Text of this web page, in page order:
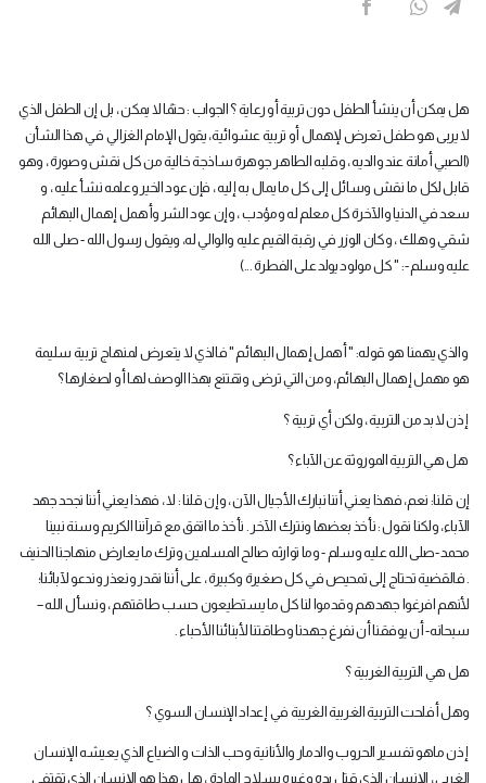
هل يمكن أن ينشأ الطفل دون تربية أو رعاية ؟ الجواب : حتمًا لا يمكن ، بل إن الطفل الذي
لا يربى هو طفل تعرض لإهمال أو تربية عشوائية، يقول الإمام الغزالي في هذا الشأن
(الصبي أمانة عند والديه ، وقلبه الطاهر جوهرة ساذجة خالية من كل نقش وصورة ، وهو
قابل لكل ما نقش وسائل إلى كل ما يمال به إليه ، فإن عود الخير وعلمه نشأ عليه ، و
سعد في الدنيا والآخرة كل معلم له ومؤدب ، وإن عود الشر وأهمل إهمال البهائم
شقي وهلك ، وكان الوزر في رقبة القيم عليه والوالي له، ويقول رسول الله - صلى الله
عليه وسلم -: " كل مولود يولد على الفطرة ...)
والذي يهمنا هو قوله: " أهمل إهمال البهائم " فالذي لا يتعرض لمنهاج تربية سليمة
هو مهمل إهمال البهائم، ومن التي ترضى وتقتنع بهذا الوصف لهـا أو لصغارها ؟
إذن لا بد من التربية ، ولكن أي تربية ؟
هل هي التربية الموروثة عن الآباء ؟
إن قلنا: نعم، فهذا يعني أننا نبارك الأجيال الآن ، وإن قلنا : لا ، فهذا يعني أننا نجحد جهد
الآباء، ولكنا نقول : نأخذ بعضها ونترك الآخر . نأخذ ما اتفق مع قرآننا الكريم وسنة نبينا
محمد -صلى الله عليه وسلم - وما توارثه صالح المسلمين وترك ما يعارض منهاجنا الحنيف
. فالقضية تحتاج إلى تمحيص في كل صغيرة وكبيرة ، على أننا نقدر ونعذر وندعو لآبائنا؛
لأنهم افرغوا جهدهم وقدموا لنا كل ما يستطيعون حسب طاقتهم ، ونسأل الله –
سبحانه- أن يوفقنا أن نفرغ جهدنا وطاقتنا لأبنائنا الأحباء .
هل هي التربية الغربية ؟
وهل أفلحت التربية الغربية الغريبة في إعداد الإنسان السوي ؟
إذن ماهو تفسير الحروب والدمار والأنانية وحب الذات و الضياع الذي يعيشه الإنسان
الغربي ، الإنسان الذي قتل يده وغيره بسلاح المادة ، هل هذا هو الإنسان الذي تقتفى